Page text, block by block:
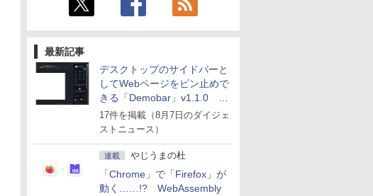
最新記事
デスクトップのサイドバーと
してWebページをピン止めで
きる「Demobar」v1.1.0 ほ
か
17件を掲載（8月7日のダイジェ
ストニュース）
連載 やじうまの杜
「Chrome」で「Firefox」が
動く……!? WebAssembly